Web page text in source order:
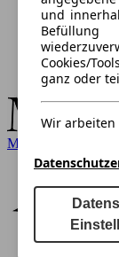
Mercedes-Benz
und
Cookies/
ganz oder
Wir arbeiten